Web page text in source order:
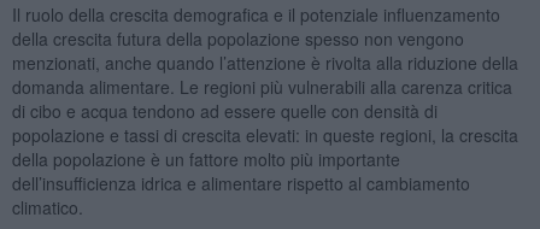
Il ruolo della crescita demografica e il potenziale influenzamento
della crescita futura della popolazione spesso non vengono
menzionati, anche quando l’attenzione è rivolta alla riduzione della
domanda alimentare. Le regioni più vulnerabili alla carenza critica
di cibo e acqua tendono ad essere quelle con densità di
popolazione e tassi di crescita elevati: in queste regioni, la crescita
della popolazione è un fattore molto più importante
dell’insufficienza idrica e alimentare rispetto al cambiamento
climatico.